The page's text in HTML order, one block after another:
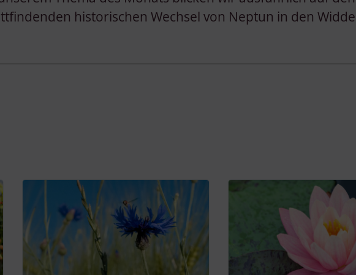
historischen Wechsel von Neptun in den